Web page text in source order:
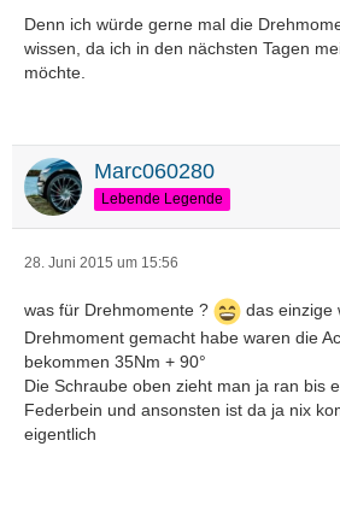
Denn ich würde gerne mal die
wissen, da ich in den nächsten Tagen
möchte.
Marc060280
Lebende Legende
28. Juni 2015 um 15:56
was für Drehmomente ?
das einzige
Drehmoment gemacht habe waren die
bekommen 35Nm + 90°
Die Schraube oben zieht man ja ran bis
Federbein und ansonsten ist da ja nix
eigentlich